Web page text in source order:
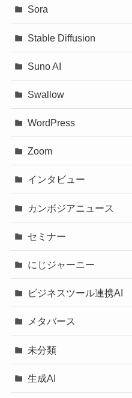
Sora
Stable Diffusion
Suno AI
Swallow
WordPress
Zoom
インタビュー
カンボジアニュース
セミナー
にじジャーニー
ビジネスツール連携AI
メタバース
未分類
生成AI